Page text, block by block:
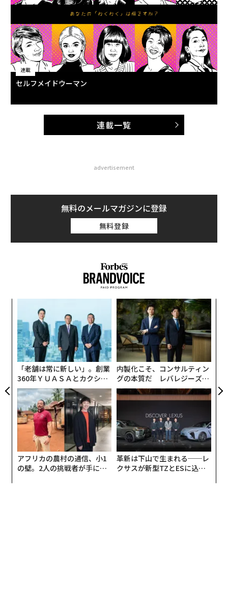
連載
セルフメイドウーマン
連載一覧
advertisement
無料のメールマガジンに登録
無料登録
「老舗は常に新しい」。創業
360年ＹＵＡＳＡとカクシン
CEO田尻望が語る、AIを超え
る人の価値
内製化こそ、コンサルティン
グの本質だ レバレジーズが
実践する、次世代ファームの
全貌
アフリカの農村の通信、小1
の壁。2人の挑戦者が手にし
革新は下山で生まれる──レ
クサスが新型TZとESに込め